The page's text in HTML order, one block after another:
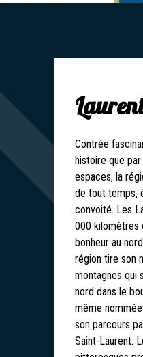
Contrée
histoire que
espaces, la
de tout temps,
convoité. Les
000 kilomètres
bonheur au
région tire son
montagnes qui
nord dans le
même
son parcours
Saint-Laurent.